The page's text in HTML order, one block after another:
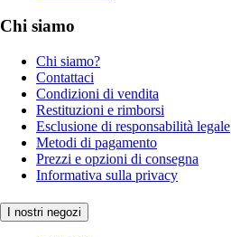
Chi siamo
Chi siamo?
Contattaci
Condizioni di vendita
Restituzioni e rimborsi
Esclusione di responsabilità legale
Metodi di pagamento
Prezzi e opzioni di consegna
Informativa sulla privacy
I nostri negozi